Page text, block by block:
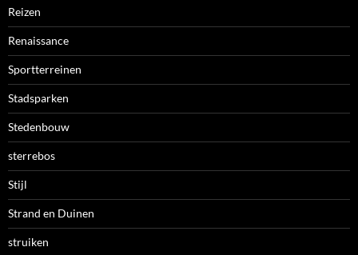
Reizen
Renaissance
Sportterreinen
Stadsparken
Stedenbouw
sterrebos
Stijl
Strand en Duinen
struiken